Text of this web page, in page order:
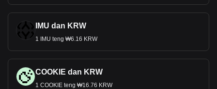
IMU dan KRW
1 IMU teng ₩6.16 KRW
COOKIE dan KRW
1 COOKIE teng ₩16.76 KRW